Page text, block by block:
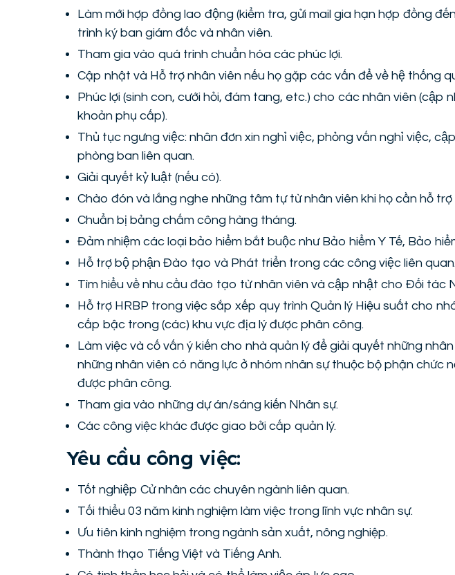
Làm mới hợp đồng lao động (kiểm tra, gửi mail gia hạn hợp đồng
trình ký ban giám đốc và nhân viên.
Tham gia vào quá trình chuẩn hóa các phúc lợi.
Cập nhật và Hỗ trợ nhân viên nếu họ gặp các vấn để về hệ thống
Phúc lợi (sinh con, cưới hỏi, đám tang, etc.) cho các nhân viên (cập
khoản phụ cấp).
Thủ tục ngưng việc: nhân đơn xin nghỉ việc, phỏng vấn nghỉ việc,
phòng ban liên quan.
Giải quyết kỷ luật (nếu có).
Chào đón và lắng nghe những tâm tự từ nhân viên khi họ cần hỗ trợ
Chuẩn bị bảng chấm công hàng tháng.
Đảm nhiệm các loại bảo hiểm bắt buộc như Bảo hiểm Y Tế, Bảo
Hỗ trợ bộ phận Đào tạo và Phát triển trong các công việc liên quan.
Tìm hiểu về nhu cầu đào tạo từ nhân viên và cập nhật cho Đối tác
Hỗ trợ HRBP trong việc sắp xếp quy trình Quản lý Hiệu suất cho
cấp bậc trong (các) khu vực địa lý được phân công.
Làm việc và cố vấn ý kiến cho nhà quản lý để giải quyết những
những nhân viên có năng lực ở nhóm nhân sự thuộc bộ phận chức
được phân công.
Tham gia vào những dự án/sáng kiến Nhân sự.
Các công việc khác được giao bởi cấp quản lý.
Yêu cầu công việc:
Tốt nghiệp Cử nhân các chuyên ngành liên quan.
Tối thiểu 03 năm kinh nghiệm làm việc trong lĩnh vực nhân sự.
Ưu tiên kinh nghiệm trong ngành sản xuất, nông nghiệp.
Thành thạo Tiếng Việt và Tiếng Anh.